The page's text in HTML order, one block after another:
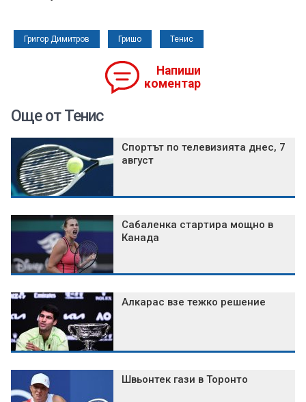
Григор Димитров Гришо Тенис
Напиши
коментар
Още от Тенис
Спортът по телевизията днес, 7
август
Сабаленка стартира мощно в
Канада
Алкарас взе тежко решение
Швьонтек гази в Торонто